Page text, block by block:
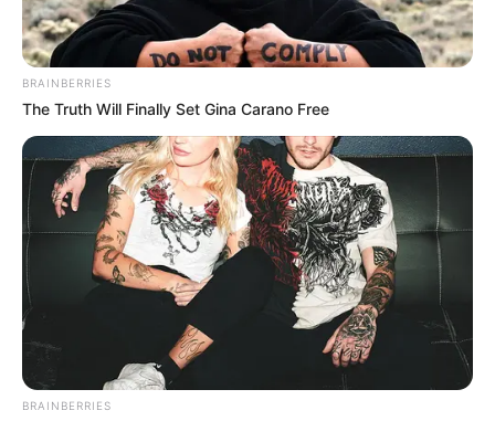
BRAINBERRIES
The Truth Will Finally Set Gina Carano Free
BRAINBERRIES